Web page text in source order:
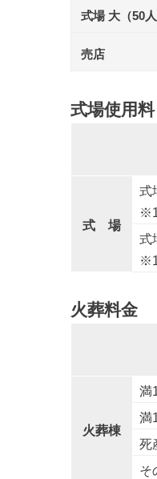
式場 大（50人
売店
式場使用料
式 場
式
式
火葬料金
火葬棟
満
満
死
そ